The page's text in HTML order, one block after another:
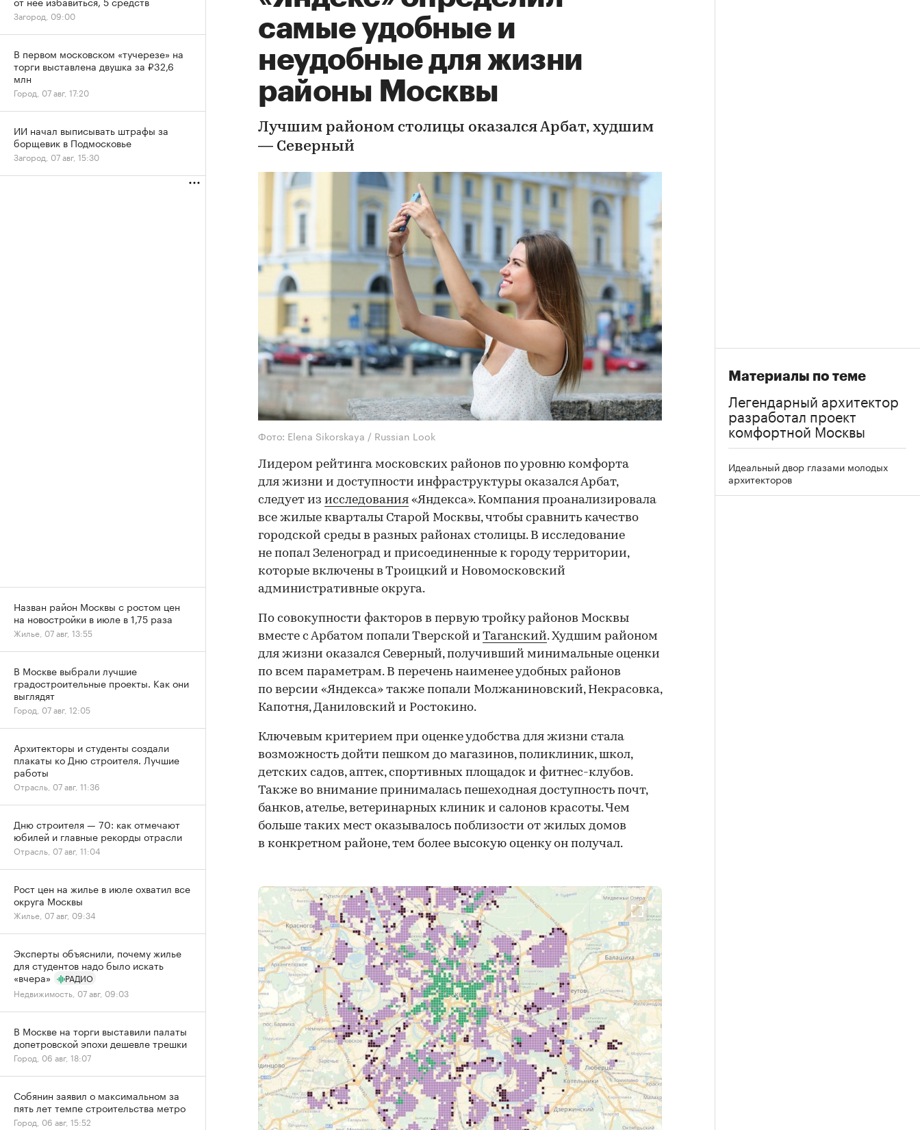
самые удобные и
неудобные для жизни
районы Москвы
Лучшим районом столицы оказался Арбат, худшим
— Северный
Фото: Elena Sikorskaya / Russian Look
Лидером рейтинга московских районов по уровню комфорта
для жизни и доступности инфраструктуры оказался Арбат,
следует из исследования «Яндекса». Компания проанализировала
все жилые кварталы Старой Москвы, чтобы сравнить качество
городской среды в разных районах столицы. В исследование
не попал Зеленоград и присоединенные к городу территории,
которые включены в Троицкий и Новомосковский
административные округа.
По совокупности факторов в первую тройку районов Москвы
вместе с Арбатом попали Тверской и Таганский. Худшим районом
для жизни оказался Северный, получивший минимальные оценки
по всем параметрам. В перечень наименее удобных районов
по версии «Яндекса» также попали Молжаниновский, Некрасовка,
Капотня, Даниловский и Ростокино.
Ключевым критерием при оценке удобства для жизни стала
возможность дойти пешком до магазинов, поликлиник, школ,
детских садов, аптек, спортивных площадок и фитнес-клубов.
Также во внимание принималась пешеходная доступность почт,
банков, ателье, ветеринарных клиник и салонов красоты. Чем
больше таких мест оказывалось поблизости от жилых домов
в конкретном районе, тем более высокую оценку он получал.
Материалы по теме
Легендарный архитектор
разработал проект
комфортной Москвы
Идеальный двор глазами молодых
архитекторов
Загород, 09:00
В первом московском «тучерезе» на
торги выставлена двушка за ₽32,6
млн
Город, 07 авг, 17:20
ИИ начал выписывать штрафы за
борщевик в Подмосковье
Загород, 07 авг, 15:30
Назван район Москвы с ростом цен
на новостройки в июле в 1,75 раза
Жилье, 07 авг, 13:55
В Москве выбрали лучшие
градостроительные проекты. Как они
выглядят
Город, 07 авг, 12:05
Архитекторы и студенты создали
плакаты ко Дню строителя. Лучшие
работы
Отрасль, 07 авг, 11:36
Дню строителя — 70: как отмечают
юбилей и главные рекорды отрасли
Отрасль, 07 авг, 11:04
Рост цен на жилье в июле охватил все
округа Москвы
Жилье, 07 авг, 09:34
Эксперты объяснили, почему жилье
для студентов надо было искать
«вчера»
РАДИО
Недвижимость, 07 авг, 09:03
В Москве на торги выставили палаты
допетровской эпохи дешевле трешки
Город, 06 авг, 18:07
Собянин заявил о максимальном за
пять лет темпе строительства метро
Город, 06 авг, 15:52